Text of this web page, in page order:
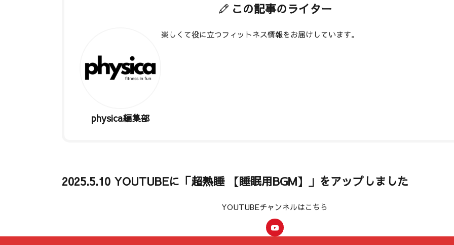
この記事のライター
physica編集部
楽しくて役に立つフィットネス情報をお届けしています。
2025.5.10 YOUTUBEに「超熟睡 【睡眠用BGM】」をアップしました
YOUTUBEチャンネルはこちら